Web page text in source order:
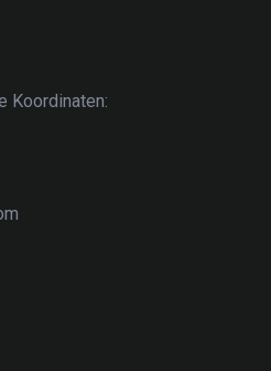
Koordinaten: